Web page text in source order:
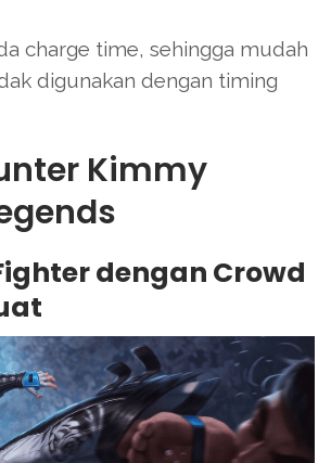
charge time, sehingga mudah
digunakan dengan timing
Kimmy
dengan Crowd